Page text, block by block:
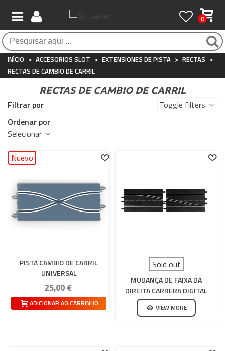
0
Atendimento ao Cliente
Whatsapp+34 697 854 500
Frete grátis / 24 horas
Para compras acima de €90
Pagamento 100% seguro
Compras seguras com SSL o tempo todo
INÍCIO > ACCESORIOS SLOT > EXTENSIONES DE PISTA > RECTAS >
RECTAS DE CAMBIO DE CARRIL
RECTAS DE CAMBIO DE CARRIL
Filtrar por
Toggle filters
Ordenar por
Selecionar
Nuevo
PISTA CAMBIO DE CARRIL
UNIVERSAL
25,00 €
ADICIONAR AO CARRINHO
Sold out
MUDANÇA DE FAIXA DA
DIREITA CARRERA DIGITAL
132-124
VIEW MORE